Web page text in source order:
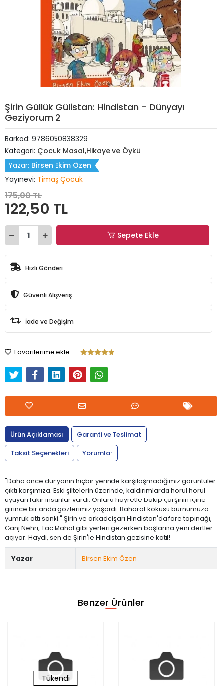
Şirin Güllük Gülistan: Hindistan - Dünyayı
Geziyorum 2
Barkod: 9786050838329
Kategori: Çocuk Masal,Hikaye ve Öykü
Yazar: Birsen Ekim Özen
Yayınevi: Timaş Çocuk
175,00 TL
122,50 TL
Sepete Ekle
Hızlı Gönderi
Güvenli Alışveriş
İade ve Değişim
Favorilerime ekle
Ürün Açıklaması
Garanti ve Teslimat
Taksit Seçenekleri
Yorumlar
"Daha önce dünyanın hiçbir yerinde karşılaşmadığımız görüntüler
çıktı karşımıza. Eski şiltelerin üzerinde, kaldırımlarda horul horul
uyuyan fakir insanlar vardı. Onlara hayretle bakıp çarşının içine
girince bir anda gözlerimiz yaşardı. Baharat kokusu burnumuza
yumruk attı sanki." Şirin ve arkadaişarı Hindistan'da fare tapınağı,
Ganj Nehri, Tac Mahal gibi yerleri gezerken başlarına yeni dertler
açıyor. Haydi, sen de Şirin'le Hindistan gezisine katıl!
Yazar Birsen Ekim Özen
Benzer Ürünler
Tükendi